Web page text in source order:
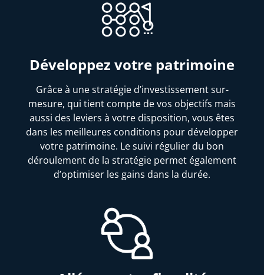
Développez votre patrimoine
Grâce à une stratégie d’investissement sur-
mesure, qui tient compte de vos objectifs mais
aussi des leviers à votre disposition, vous êtes
dans les meilleures conditions pour développer
votre patrimoine. Le suivi régulier du bon
déroulement de la stratégie permet également
d’optimiser les gains dans la durée.